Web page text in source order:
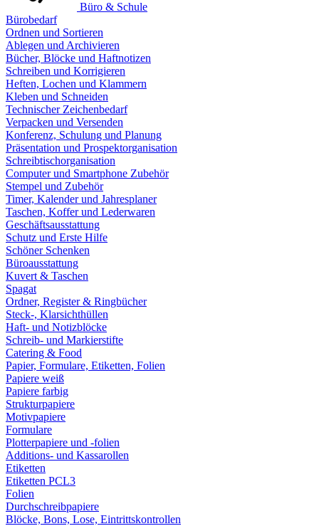
Büro & Schule
Bürobedarf
Ordnen und Sortieren
Ablegen und Archivieren
Bücher, Blöcke und Haftnotizen
Schreiben und Korrigieren
Heften, Lochen und Klammern
Kleben und Schneiden
Technischer Zeichenbedarf
Verpacken und Versenden
Konferenz, Schulung und Planung
Präsentation und Prospektorganisation
Schreibtischorganisation
Computer und Smartphone Zubehör
Stempel und Zubehör
Timer, Kalender und Jahresplaner
Taschen, Koffer und Lederwaren
Geschäftsausstattung
Schutz und Erste Hilfe
Schöner Schenken
Büroausstattung
Kuvert & Taschen
Spagat
Ordner, Register & Ringbücher
Steck-, Klarsichthüllen
Haft- und Notizblöcke
Schreib- und Markierstifte
Catering & Food
Papier, Formulare, Etiketten, Folien
Papiere weiß
Papiere farbig
Strukturpapiere
Motivpapiere
Formulare
Plotterpapiere und -folien
Additions- und Kassarollen
Etiketten
Etiketten PCL3
Folien
Durchschreibpapiere
Blöcke, Bons, Lose, Eintrittskontrollen